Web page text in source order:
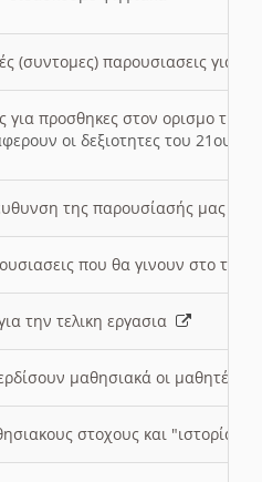
(συντομες) παρουσιασεις για
για προσθηκες στον ορισμο
οι δεξιοτητες του 21ου
της παρουσίασής μας
που θα γινουν στο
την τελικη εργασια
μαθησιακά οι μαθητές/
στοχους και "ιστορία"